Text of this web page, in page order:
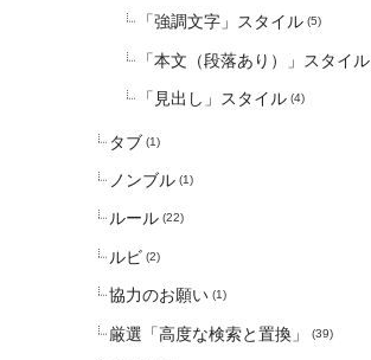
「強調文字」スタイル (5)
「本文（段落あり）」スタイル
「見出し」スタイル (4)
タブ (1)
ノンブル (1)
ルール (22)
ルビ (2)
協力のお願い (1)
厳選「高度な検索と置換」 (39)